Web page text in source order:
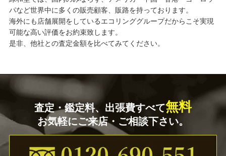
パなど世界中に多くの販売顧客、販路を持っております。
海外にも店舗展開をしているエコリンググループだからこそ実現
可能な高い評価をお約束致します。
是非、他社との査定金額を比べてみてください。
査定・鑑定料、出張費すべて無料
お気軽にご来店・ご相談下さい。